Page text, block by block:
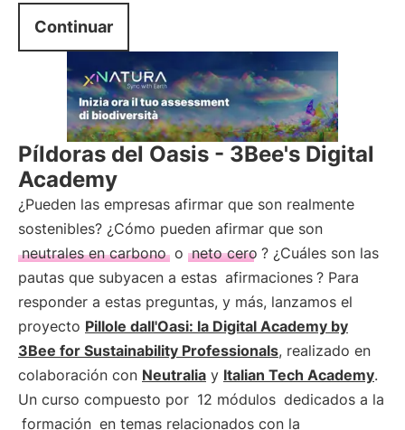
Continuar
Píldoras del Oasis - 3Bee's Digital
Academy
¿Pueden las empresas afirmar que son realmente
sostenibles? ¿Cómo pueden afirmar que son
neutrales en carbono o neto cero ? ¿Cuáles son las
pautas que subyacen a estas afirmaciones ? Para
responder a estas preguntas, y más, lanzamos el
proyecto Pillole dall'Oasi: la Digital Academy by
3Bee for Sustainability Professionals, realizado en
colaboración con Neutralia y Italian Tech Academy.
Un curso compuesto por 12 módulos dedicados a la
formación en temas relacionados con la